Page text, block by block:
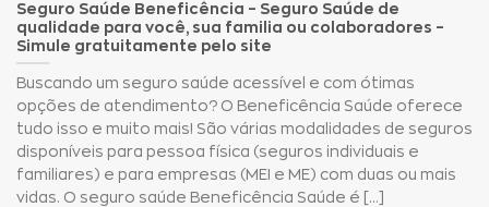
Seguro Saúde Beneficência – Seguro Saúde de
qualidade para você, sua familia ou colaboradores –
Simule gratuitamente pelo site
Buscando um seguro saúde acessível e com ótimas
opções de atendimento? O Beneficência Saúde oferece
tudo isso e muito mais! São várias modalidades de seguros
disponíveis para pessoa física (seguros individuais e
familiares) e para empresas (MEI e ME) com duas ou mais
vidas. O seguro saúde Beneficência Saúde é [...]